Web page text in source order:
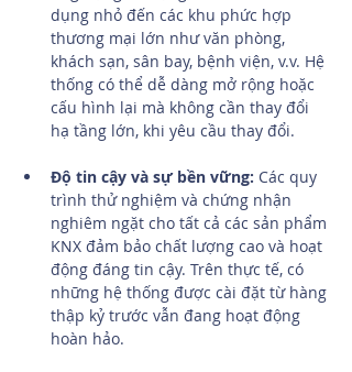
dụng nhỏ đến các khu phức hợp
thương mại lớn như văn phòng,
khách sạn, sân bay, bệnh viện, v.v. Hệ
thống có thể dễ dàng mở rộng hoặc
cấu hình lại mà không cần thay đổi
hạ tầng lớn, khi yêu cầu thay đổi.
Độ tin cậy và sự bền vững: Các quy
trình thử nghiệm và chứng nhận
nghiêm ngặt cho tất cả các sản phẩm
KNX đảm bảo chất lượng cao và hoạt
động đáng tin cậy. Trên thực tế, có
những hệ thống được cài đặt từ hàng
thập kỷ trước vẫn đang hoạt động
hoàn hảo.